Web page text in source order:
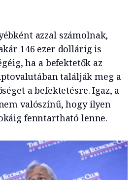
azzal számolnak,
146 ezer dollárig is
ha a befektetők az
találják meg a
a befektetésre. Igaz, a
valószínű, hogy ilyen
fenntartható lenne.